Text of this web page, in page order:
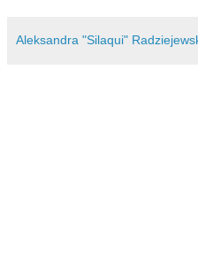
Aleksandra "Silaqui"